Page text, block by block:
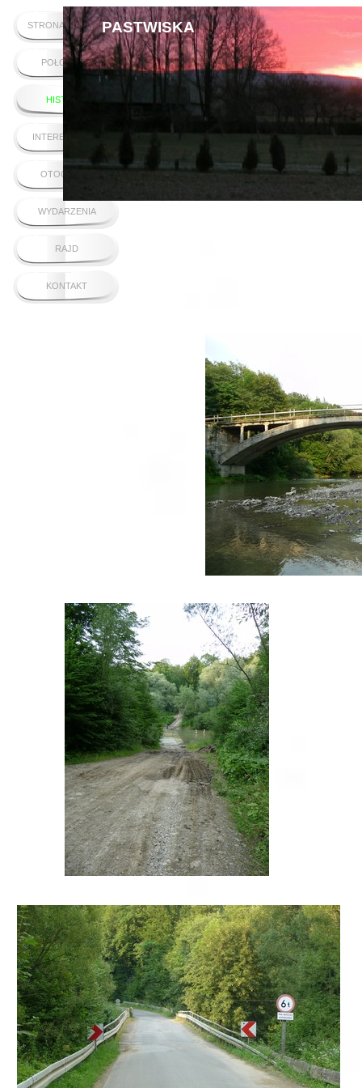
STRONA GŁÓWNA
POŁOŻENIE
HISTORIA
INTERESUJĄCE
OTOCZENIE
WYDARZENIA
RAJD
KONTAKT
PASTWISKA